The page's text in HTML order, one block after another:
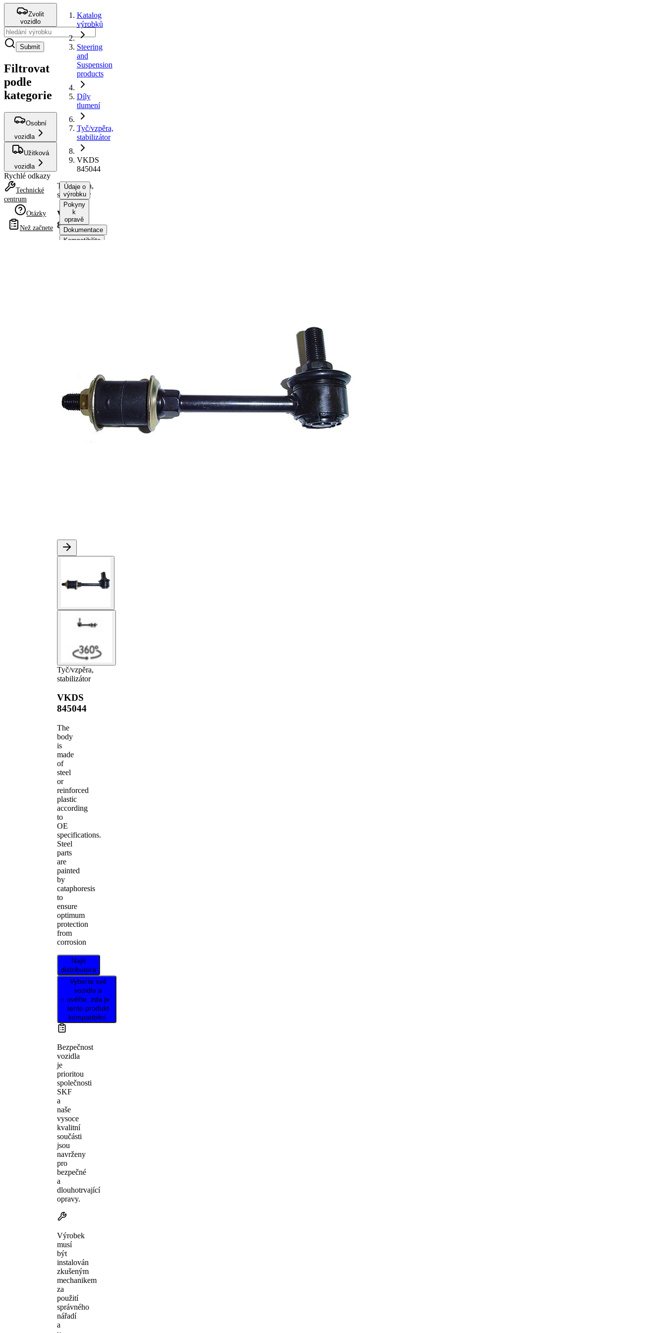
Zvolit
vozidlo
Submit
Filtrovat
podle
kategorie
Osobní
vozidla
Užitková
vozidla
Rychlé odkazy
Technické
centrum
Otázky
Než začnete
Katalog
výrobků
Steering
and
Suspension
products
Díly
tlumení
Tyč/vzpěra,
stabilizátor
VKDS
845044
Tyč/vzpěra,
stabilizátor
VKDS
845044
Tyč/vzpěra,
stabilizátor
VKDS
845044
The
body
is
made
of
steel
or
reinforced
plastic
according
to
OE
specifications.
Steel
parts
are
painted
by
cataphoresis
to
ensure
optimum
protection
from
corrosion
Najít
distributora
Vyberte své
vozidlo a
ověřte, zda je
tento produkt
kompatibilní.
Bezpečnost
vozidla
je
prioritou
společnosti
SKF
a
naše
vysoce
kvalitní
součásti
jsou
navrženy
pro
bezpečné
a
dlouhotrvající
opravy.
Výrobek
musí
být
instalován
zkušeným
mechanikem
za
použití
správného
nářadí
a
Údaje o
výrobku
Pokyny
k
opravě
Dokumentace
Kompatibilita
Doplňkový
doplňkové
info
se
syntetickým
tukem